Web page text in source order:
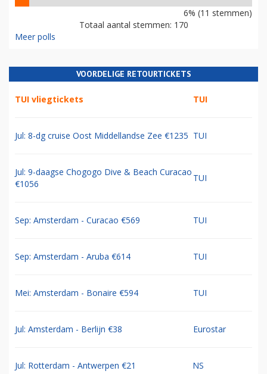
6% (11 stemmen)
Totaal aantal stemmen: 170
Meer polls
VOORDELIGE RETOURTICKETS
TUI vliegtickets TUI
Jul: 8-dg cruise Oost Middellandse Zee €1235 TUI
Jul: 9-daagse Chogogo Dive & Beach Curacao
€1056
TUI
Sep: Amsterdam - Curacao €569 TUI
Sep: Amsterdam - Aruba €614 TUI
Mei: Amsterdam - Bonaire €594 TUI
Jul: Amsterdam - Berlijn €38 Eurostar
Jul: Rotterdam - Antwerpen €21 NS